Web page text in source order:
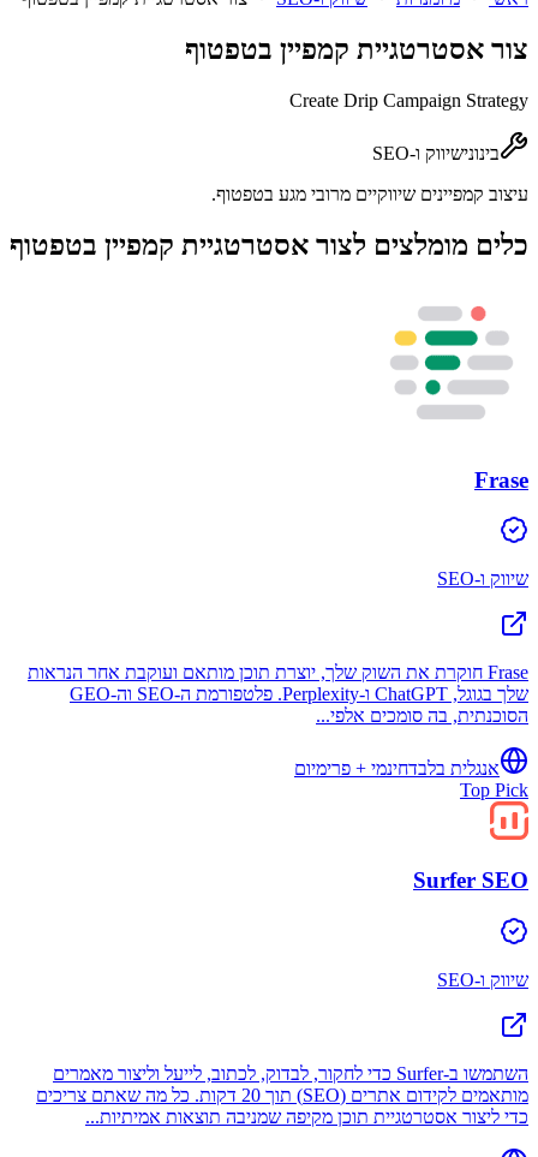
צור אסטרטגיית קמפיין בטפטוף
Create Drip Campaign Strategy
בינונישיווק ו-SEO
עיצוב קמפיינים שיווקיים מרובי מגע בטפטוף.
כלים מומלצים לצור אסטרטגיית קמפיין בטפטוף
Frase
שיווק ו-SEO
Frase חוקרת את השוק שלך, יוצרת תוכן מותאם ועוקבת אחר הנראות
שלך בגוגל, ChatGPT ו-Perplexity. פלטפורמת ה-SEO וה-GEO
הסוכנתית, בה סומכים אלפי...
אנגלית בלבדחינמי + פרימיום
Top Pick
Surfer SEO
שיווק ו-SEO
השתמשו ב-Surfer כדי לחקור, לבדוק, לכתוב, לייעל וליצור מאמרים
מותאמים לקידום אתרים (SEO) תוך 20 דקות. כל מה שאתם צריכים
כדי ליצור אסטרטגיית תוכן מקיפה שמניבה תוצאות אמיתיות...